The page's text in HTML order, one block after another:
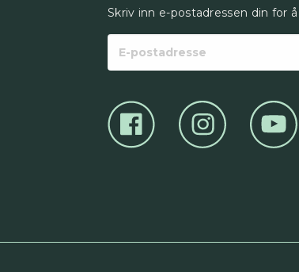
Skriv inn e-postadressen din for
postadresse